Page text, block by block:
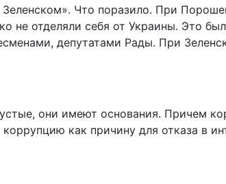
Что поразило. При
не отделяли себя от Украины. Это
депутатами Рады. При
они имеют основания. Причем
как причину для отказа в